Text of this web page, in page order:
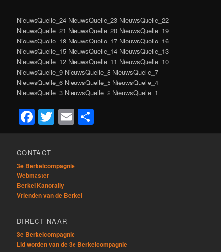
NieuwsQuelle_24 NieuwsQuelle_23 NieuwsQuelle_22
NieuwsQuelle_21 NieuwsQuelle_20 NieuwsQuelle_19
NieuwsQuelle_18 NieuwsQuelle_17 NieuwsQuelle_16
NieuwsQuelle_15 NieuwsQuelle_14 NieuwsQuelle_13
NieuwsQuelle_12 NieuwsQuelle_11 NieuwsQuelle_10
NieuwsQuelle_9 NieuwsQuelle_8 NieuwsQuelle_7
NieuwsQuelle_6 NieuwsQuelle_5 NieuwsQuelle_4
NieuwsQuelle_3 NieuwsQuelle_2 NieuwsQuelle_1
Facebook
Twitter
Email
CONTACT
3e Berkelcompagnie
Webmaster
Berkel Kanorally
Vrienden van de Berkel
DIRECT NAAR
3e Berkelcompagnie
Lid worden van de 3e Berkelcompagnie